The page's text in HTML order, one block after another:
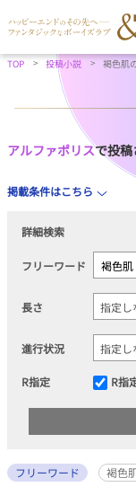
TOP 投稿小説 褐色肌
アルファポリスで投稿
掲載条件はこちら
詳細検索
フリーワード
長さ
進行状況
R指定 R指
フリーワード
褐色